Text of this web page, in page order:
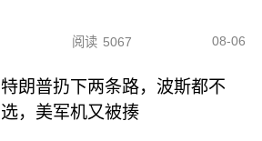
阅读 5067 08-06
特朗普扔下两条路，波斯都不
选，美军机又被揍